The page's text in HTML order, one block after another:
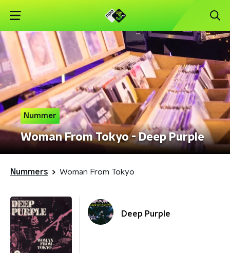
Nummer
Woman From Tokyo - Deep Purple
Nummers Woman From Tokyo
Deep Purple